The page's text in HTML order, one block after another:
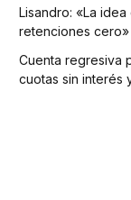
Lisandro: «La
retenciones cero»
Cuenta regresiva
cuotas sin interés